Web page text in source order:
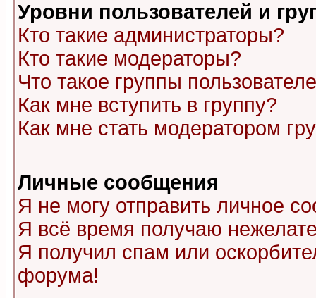
Уровни пользователей и
Кто такие администраторы?
Кто такие модераторы?
Что такое группы
Как мне вступить в группу?
Как мне стать модератором
Личные сообщения
Я не могу отправить личное
Я всё время получаю
Я получил спам или
форума!